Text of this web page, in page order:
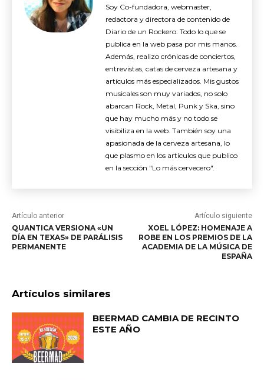
Soy Co-fundadora, webmaster,
redactora y directora de contenido de
Diario de un Rockero. Todo lo que se
publica en la web pasa por mis manos.
Además, realizo crónicas de conciertos,
entrevistas, catas de cerveza artesana y
artículos más especializados. Mis gustos
musicales son muy variados, no solo
abarcan Rock, Metal, Punk y Ska, sino
que hay mucho más y no todo se
visibiliza en la web. También soy una
apasionada de la cerveza artesana, lo
que plasmo en los artículos que publico
en la sección "Lo más cervecero".
Artículo anterior
QUANTICA VERSIONA «UN
DÍA EN TEXAS» DE PARÁLISIS
PERMANENTE
Artículo siguiente
XOEL LÓPEZ: HOMENAJE A
ROBE EN LOS PREMIOS DE LA
ACADEMIA DE LA MÚSICA DE
ESPAÑA
Artículos similares
BEERMAD CAMBIA DE RECINTO
ESTE AÑO